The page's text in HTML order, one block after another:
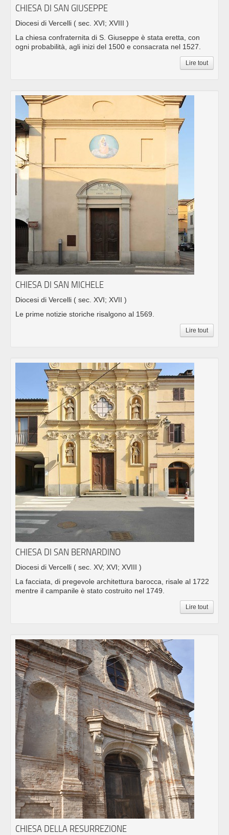
CHIESA DI SAN GIUSEPPE
Diocesi di Vercelli ( sec. XVI; XVIII )
La chiesa confraternita di S. Giuseppe è stata eretta, con
ogni probabilità, agli inizi del 1500 e consacrata nel 1527.
Lire tout
CHIESA DI SAN MICHELE
Diocesi di Vercelli ( sec. XVI; XVII )
Le prime notizie storiche risalgono al 1569.
Lire tout
CHIESA DI SAN BERNARDINO
Diocesi di Vercelli ( sec. XV; XVI; XVIII )
La facciata, di pregevole architettura barocca, risale al 1722
mentre il campanile è stato costruito nel 1749.
Lire tout
CHIESA DELLA RESURREZIONE